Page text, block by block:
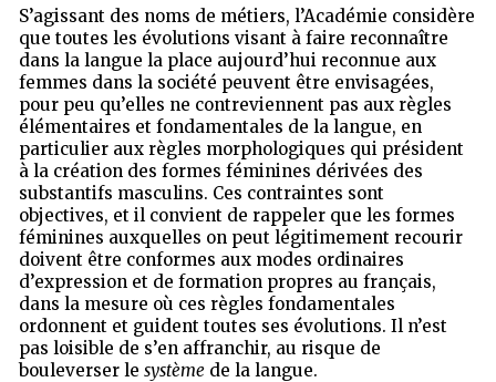
S’agissant des noms de métiers, l’Académie considère
que toutes les évolutions visant à faire reconnaître
dans la langue la place aujourd’hui reconnue aux
femmes dans la société peuvent être envisagées,
pour peu qu’elles ne contreviennent pas aux règles
élémentaires et fondamentales de la langue, en
particulier aux règles morphologiques qui président
à la création des formes féminines dérivées des
substantifs masculins. Ces contraintes sont
objectives, et il convient de rappeler que les formes
féminines auxquelles on peut légitimement recourir
doivent être conformes aux modes ordinaires
d’expression et de formation propres au français,
dans la mesure où ces règles fondamentales
ordonnent et guident toutes ses évolutions. Il n’est
pas loisible de s’en affranchir, au risque de
bouleverser lesystème de la langue.